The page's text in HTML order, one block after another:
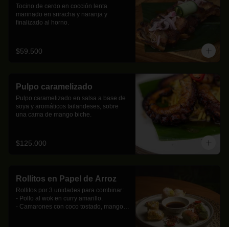
Tocino de cerdo en cocción lenta
marinado en sriracha y naranja y
ﬁnalizado al horno.
$59.500
Pulpo caramelizado
Pulpo caramelizado en salsa a base de
soya y aromáticos tailandeses, sobre
una cama de mango biche.
$125.000
Rollitos en Papel de Arroz
Rollitos por 3 unidades para combinar:
- Pollo al wok en curry amarillo.
- Camarones con coco tostado, mango